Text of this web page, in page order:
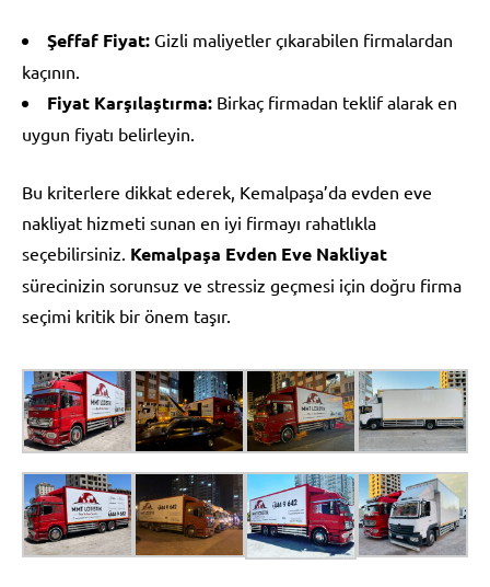
Şeffaf Fiyat: Gizli maliyetler çıkarabilen firmalardan
kaçının.
Fiyat Karşılaştırma: Birkaç firmadan teklif alarak en
uygun fiyatı belirleyin.
Bu kriterlere dikkat ederek, Kemalpaşa’da evden eve
nakliyat hizmeti sunan en iyi firmayı rahatlıkla
seçebilirsiniz. Kemalpaşa Evden Eve Nakliyat
sürecinizin sorunsuz ve stressiz geçmesi için doğru firma
seçimi kritik bir önem taşır.